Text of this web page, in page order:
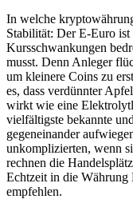
In welche
Stabilität: Der E-Euro
Kursschwankungen
musst. Denn Anleger
um kleinere Coins zu
es, dass verdünnter
wirkt wie eine
vielfältigste bekannte
gegeneinander
unkomplizierten, wenn
rechnen die
Echtzeit in die Währung
empfehlen.